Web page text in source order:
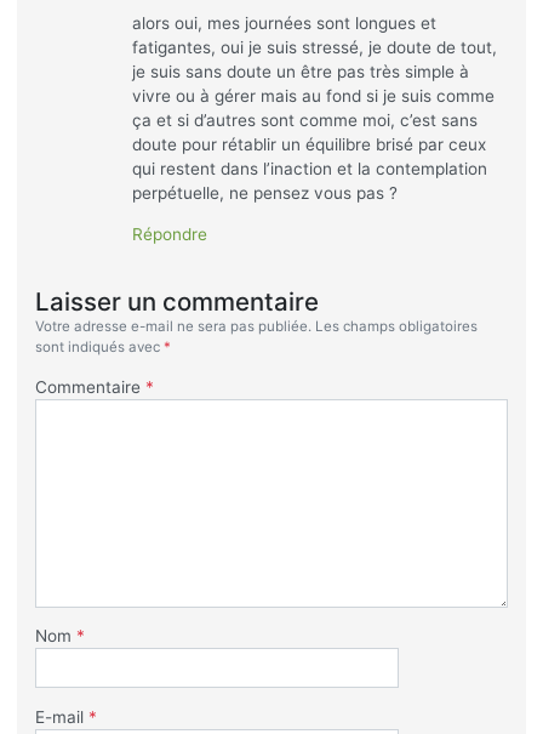
alors oui, mes journées sont longues et
fatigantes, oui je suis stressé, je doute de tout,
je suis sans doute un être pas très simple à
vivre ou à gérer mais au fond si je suis comme
ça et si d’autres sont comme moi, c’est sans
doute pour rétablir un équilibre brisé par ceux
qui restent dans l’inaction et la contemplation
perpétuelle, ne pensez vous pas ?
Répondre
Laisser un commentaire
Votre adresse e-mail ne sera pas publiée. Les champs obligatoires
sont indiqués avec *
Commentaire *
Nom *
E-mail *